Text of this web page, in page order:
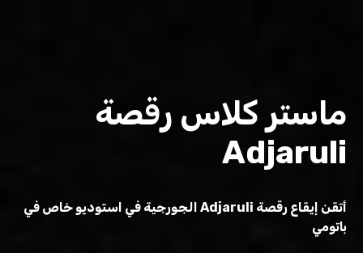
ماستر كلاس رقصة
Adjaruli
أتقن إيقاع رقصة Adjaruli الجورجية في استوديو خاص في
باتومي